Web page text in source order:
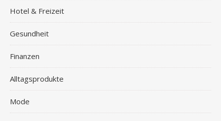
Hotel & Freizeit
Gesundheit
Finanzen
Alltagsprodukte
Mode